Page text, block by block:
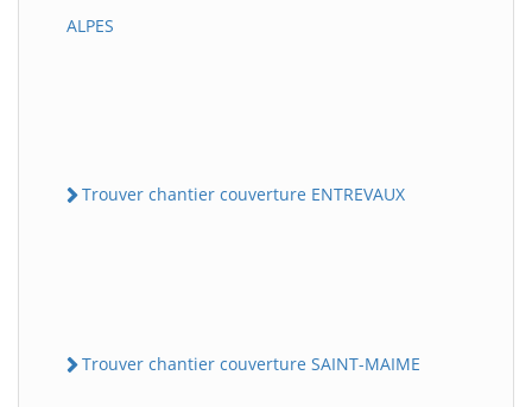
ALPES
Trouver chantier couverture ENTREVAUX
Trouver chantier couverture SAINT-MAIME